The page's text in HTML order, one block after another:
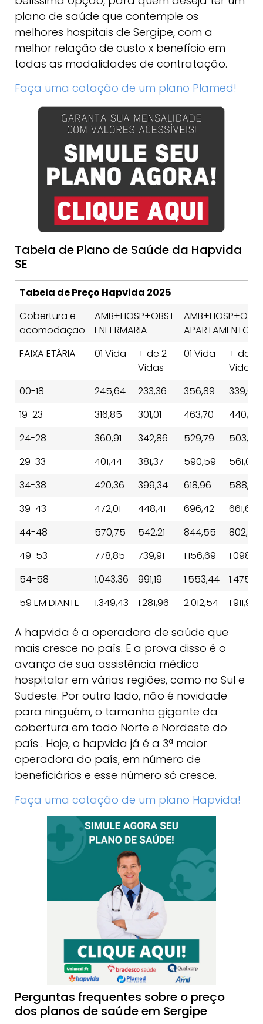
plano de saúde que contemple os
melhores hospitais de Sergipe, com a
melhor relação de custo x benefício em
todas as modalidades de contratação.
Faça uma cotação de um plano Plamed!
Tabela de Plano de Saúde da Hapvida
SE
Tabela de Preço Hapvida 2025
Cobertura e
acomodação
AMB+HOSP+OBST
ENFERMARIA
AMB+HOSP+OBST
APARTAMENTO
FAIXA ETÁRIA
01 Vida
+ de 2
Vidas
01 Vida
+ de 2
Vidas
00-18
245,64 233,36 356,89
339,05
19-23
316,85 301,01 463,70
440,52
24-28
360,91 342,86 529,79
503,31
29-33
401,44 381,37 590,59
561,06
34-38
420,36 399,34 618,96
588,01
39-43
472,01 448,41 696,42
661,61
44-48
570,75 542,21 844,55
802,32
49-53
778,85 739,91 1.156,69
54-58
1.043,36 991,19 1.553,44
1.475,77
59 EM DIANTE
1.349,43 1.281,96 2.012,54 1.911,91
A hapvida é a operadora de saúde que
mais cresce no país. E a prova disso é o
avanço de sua assistência médico
hospitalar em várias regiões, como no Sul e
Sudeste. Por outro lado, não é novidade
para ninguém, o tamanho gigante da
cobertura em todo Norte e Nordeste do
país . Hoje, o hapvida já é a 3ª maior
operadora do país, em número de
beneficiários e esse número só cresce.
Faça uma cotação de um plano Hapvida!
Perguntas frequentes sobre o preço
dos planos de saúde em Sergipe